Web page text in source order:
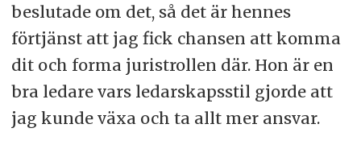
beslutade om det, så det är hennes
förtjänst att jag fick chansen att komma
dit och forma juristrollen där. Hon är en
bra ledare vars ledarskapsstil gjorde att
jag kunde växa och ta allt mer ansvar.